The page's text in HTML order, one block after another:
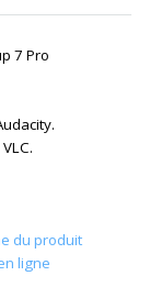
7 Pro
du produit
ligne